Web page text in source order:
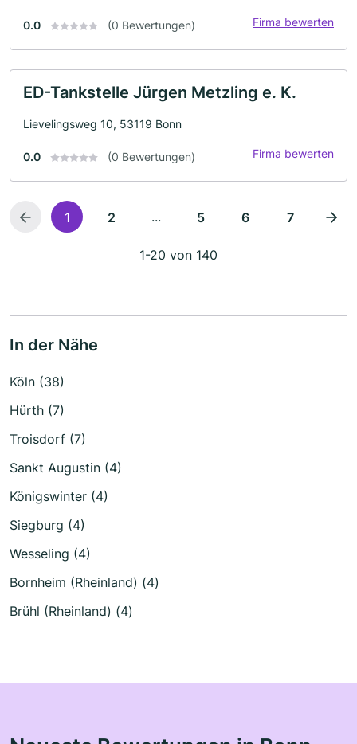
0.0 (0 Bewertungen) Firma bewerten
ED-Tankstelle Jürgen Metzling e. K.
Lievelingsweg 10, 53119 Bonn
0.0 (0 Bewertungen) Firma bewerten
1 2 ... 5 6 7
1-20 von 140
In der Nähe
Köln (38)
Hürth (7)
Troisdorf (7)
Sankt Augustin (4)
Königswinter (4)
Siegburg (4)
Wesseling (4)
Bornheim (Rheinland) (4)
Brühl (Rheinland) (4)